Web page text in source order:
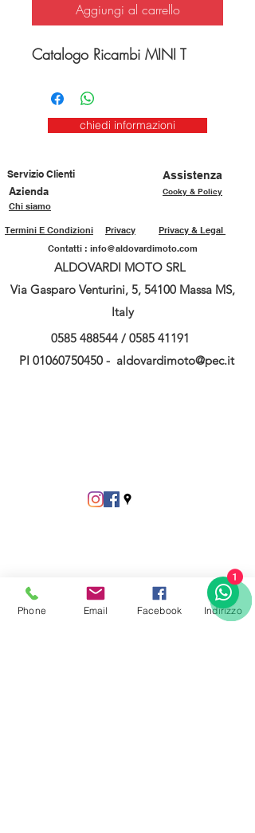
Aggiungi al carrello
Catalogo Ricambi MINI T
chiedi informazioni
Servizio Clienti
Assistenza
Azienda
Cooky & Policy
Chi siamo
Privacy & Legal
Privacy
Termini E Condizioni
Contatti : info@aldovardimoto.com
ALDOVARDI MOTO SRL
Via Gasparo Venturini, 5, 54100 Massa MS,
Italy
0585 488544 / 0585 41191
PI 01060750450 - aldovardimoto@pec.it
Phone Email Facebook Indirizzo
1